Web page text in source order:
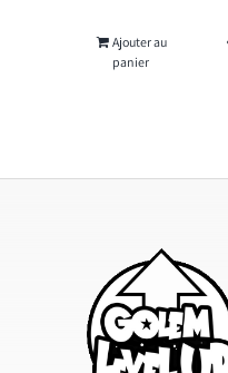
était :
Ajouter au
panier